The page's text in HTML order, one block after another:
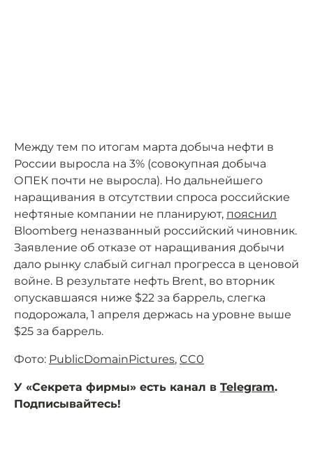
Между тем по итогам марта добыча нефти в
России выросла на 3% (совокупная добыча
ОПЕК почти не выросла). Но дальнейшего
наращивания в отсутствии спроса российские
нефтяные компании не планируют, пояснил
Bloomberg неназванный российский чиновник.
Заявление об отказе от наращивания добычи
дало рынку слабый сигнал прогресса в ценовой
войне. В результате нефть Brent, во вторник
опускавшаяся ниже $22 за баррель, слегка
подорожала, 1 апреля держась на уровне выше
$25 за баррель.
Фото: PublicDomainPictures, CC0
У «Секрета фирмы» есть канал в Telegram.
Подписывайтесь!